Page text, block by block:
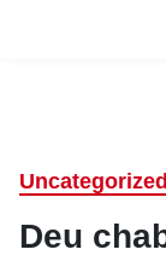
Uncategorized
Deu